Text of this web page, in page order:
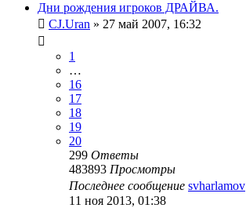
Дни рождения игроков ДРАЙВА.
CJ.Uran » 27 май 2007, 16:32
1
…
16
17
18
19
20
299 Ответы
483893 Просмотры
Последнее сообщение svharlamov
11 ноя 2013, 01:38